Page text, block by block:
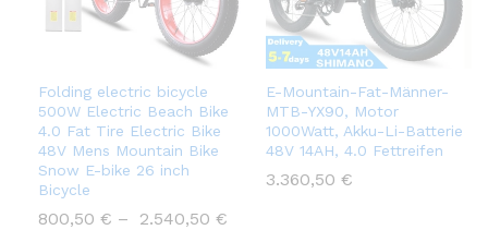
Folding electric bicycle
500W Electric Beach Bike
4.0 Fat Tire Electric Bike
48V Mens Mountain Bike
Snow E-bike 26 inch
Bicycle
800,50 € – 2.540,50 €
E-Mountain-Fat-Männer-
MTB-YX90, Motor
1000Watt, Akku-Li-Batterie
48V 14AH, 4.0 Fettreifen
3.360,50 €